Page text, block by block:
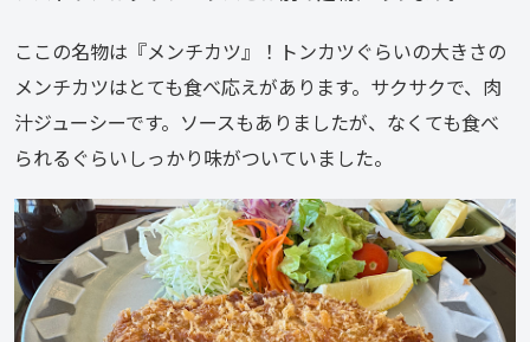
ここの名物は『メンチカツ』！トンカツぐらいの大きさの
メンチカツはとても食べ応えがあります。サクサクで、肉
汁ジューシーです。ソースもありましたが、なくても食べ
られるぐらいしっかり味がついていました。